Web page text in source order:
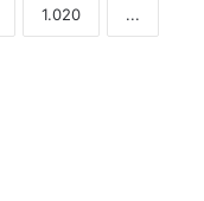
1.020 ...